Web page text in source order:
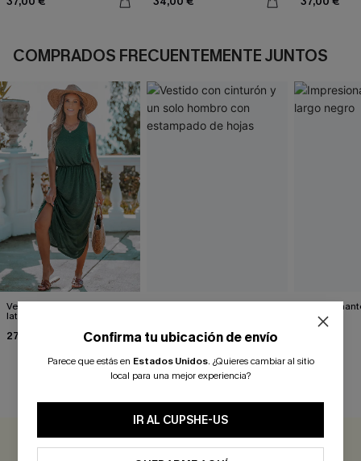
COMPRADOS FRECUENTEMENTE JUNTOS
Vestido largo con abertura
lateral verde bosque
27,00 € 34,00 €
negro
0.0
Confirma tu ubicación de envío
Parece que estás en Estados Unidos. ¿Quieres cambiar al sitio
local para una mejor experiencia?
IR AL CUPSHE-US